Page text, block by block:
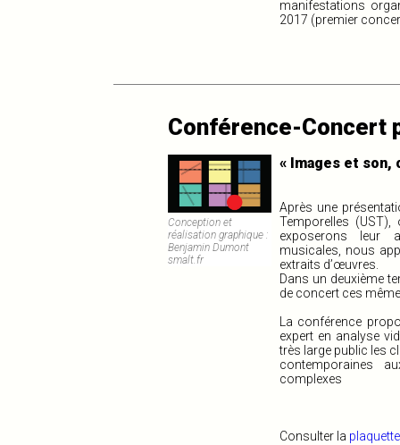
manifestations
2017 (premier
Conférence-Concert
Conception et
réalisation graphique :
Benjamin Dumont
smalt.fr
« Images et son,
Après une
Temporelles
exposerons leur
musicales, nous
extraits d’œuvres.
Dans un deuxième
de concert ces
La conférence
expert en analyse
très large public les
contemporaines
complexes
Consulter la